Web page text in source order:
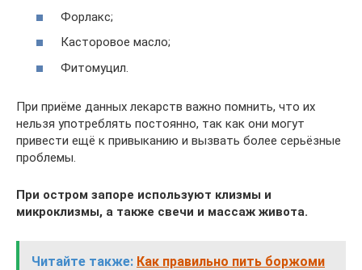
Форлакс;
Касторовое масло;
Фитомуцил.
При приёме данных лекарств важно помнить, что их
нельзя употреблять постоянно, так как они могут
привести ещё к привыканию и вызвать более серьёзные
проблемы.
При остром запоре используют клизмы и
микроклизмы, а также свечи и массаж живота.
Читайте также: Как правильно пить боржоми